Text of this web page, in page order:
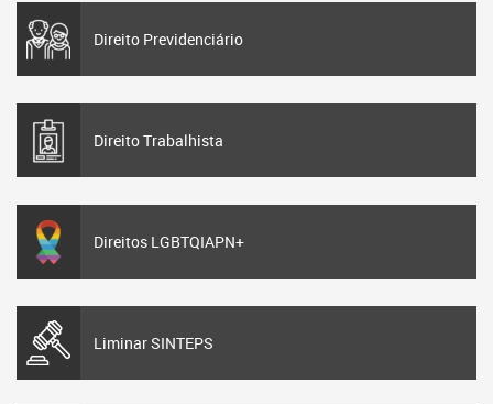
Direito Previdenciário
Direito Trabalhista
Direitos LGBTQIAPN+
Liminar SINTEPS